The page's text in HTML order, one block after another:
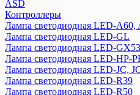
ASD
Контроллеры
Лампа светодиодная LED-A60,
Лампа светодиодная LED-GL
Лампа светодиодная LED-
Лампа светодиодная LED-HP-
Лампа светодиодная LED-JC,
Лампа светодиодная LED-R39
Лампа светодиодная LED-R50